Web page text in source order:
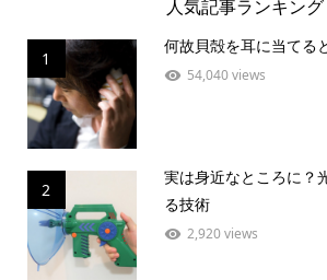
人気記事ランキング
1
何故貝殻を耳に当てる
54,040 views
2
実は身近なところに？
る技術
2,920 views